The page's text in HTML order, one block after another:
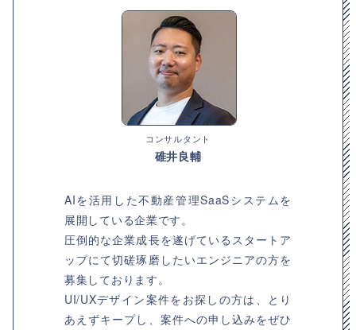
コンサルタント
碓井良輔
AIを活用した不動産管理SaaSシステムを
展開している企業です。
圧倒的な企業成長を遂げているスタートア
ップにて切磋琢磨したいエンジニアの方を
募集しております。
UI/UXデザイン案件をお探しの方は、とり
あえずキープし、案件への申し込みをぜひ